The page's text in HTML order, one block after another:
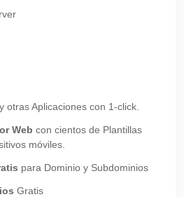
y otras Aplicaciones con 1-click.
Web con cientos de Plantillas
móviles.
para Dominio y Subdominios
Gratis